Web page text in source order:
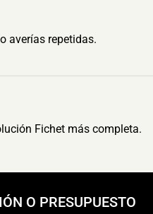
averías repetidas.
Fichet más completa.
O PRESUPUESTO